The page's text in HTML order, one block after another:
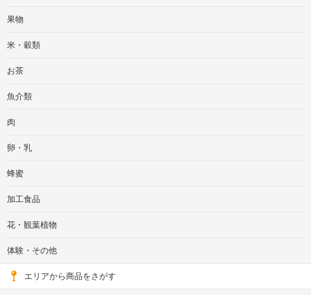
果物
米・穀類
お茶
魚介類
肉
卵・乳
蜂蜜
加工食品
花・観葉植物
体験・その他
エリアから商品をさがす